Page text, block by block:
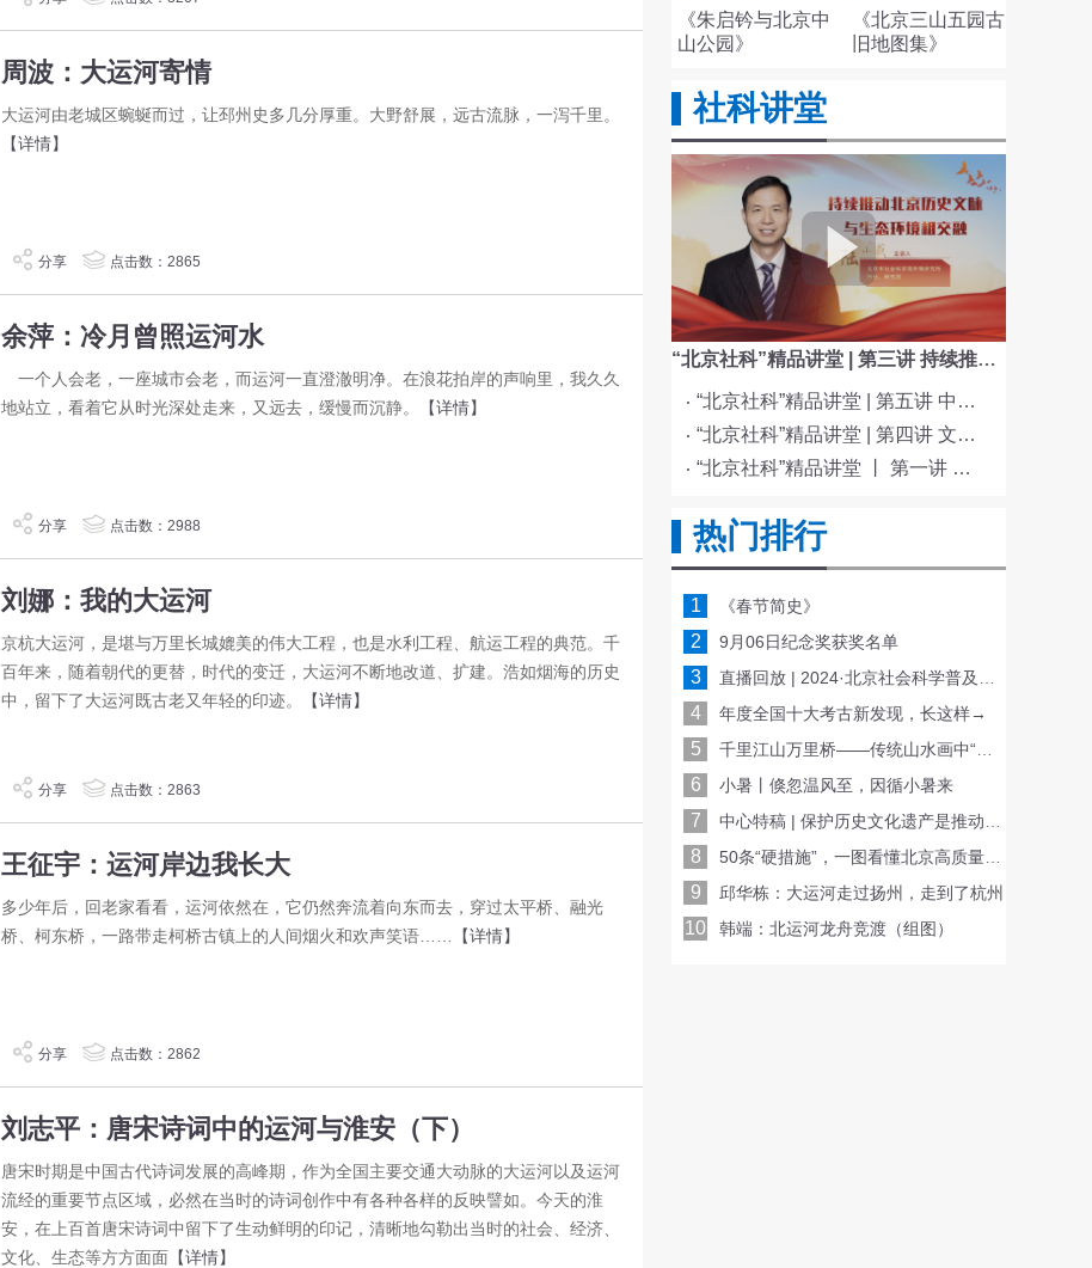
周波：大运河寄情
大运河由老城区蜿蜒而过，让邳州史多几分厚重。大野舒展，远古流脉，一泻千里。
【详情】
分享 点击数：2865
余萍：冷月曾照运河水
一个人会老，一座城市会老，而运河一直澄澈明净。在浪花拍岸的声响里，我久久
地站立，看着它从时光深处走来，又远去，缓慢而沉静。
【详情】
分享 点击数：2988
刘娜：我的大运河
京杭大运河，是堪与万里长城媲美的伟大工程，也是水利工程、航运工程的典范。千
百年来，随着朝代的更替，时代的变迁，大运河不断地改道、扩建。浩如烟海的历史
中，留下了大运河既古老又年轻的印迹。
【详情】
分享 点击数：2863
王征宇：运河岸边我长大
多少年后，回老家看看，运河依然在，它仍然奔流着向东而去，穿过太平桥、融光
桥、柯东桥，一路带走柯桥古镇上的人间烟火和欢声笑语……
【详情】
分享 点击数：2862
刘志平：唐宋诗词中的运河与淮安（下）
唐宋时期是中国古代诗词发展的高峰期，作为全国主要交通大动脉的大运河以及运河
流经的重要节点区域，必然在当时的诗词创作中有各种各样的反映譬如。今天的淮
安，在上百首唐宋诗词中留下了生动鲜明的印记，清晰地勾勒出当时的社会、经济、
文化、生态等方方面面 【详情】
《朱启钤与北京中
山公园》
《北京三山五园古
旧地图集》
社科讲堂
“北京社科”精品讲堂 | 第三讲 持续推动北京历史文脉与生态环境相交融
“北京社科”精品讲堂 | 第五讲 中国电影与文化传统
“北京社科”精品讲堂 | 第四讲 文化与科技融合赋能新质生产力发展
“北京社科”精品讲堂 丨 第一讲 《红楼梦》的北京情缘
热门排行
1 《春节简史》
2 9月06日纪念奖获奖名单
3 直播回放 | 2024·北京社会科学普及周开幕式
4 年度全国十大考古新发现，长这样→
5 千里江山万里桥——传统山水画中“桥”的空间妙用
6 小暑丨倏忽温风至，因循小暑来
7 中心特稿 | 保护历史文化遗产是推动文化传承发展的重要基础
8 50条“硬措施”，一图看懂北京高质量发展路线图！
9 邱华栋：大运河走过扬州，走到了杭州
10 韩端：北运河龙舟竞渡（组图）